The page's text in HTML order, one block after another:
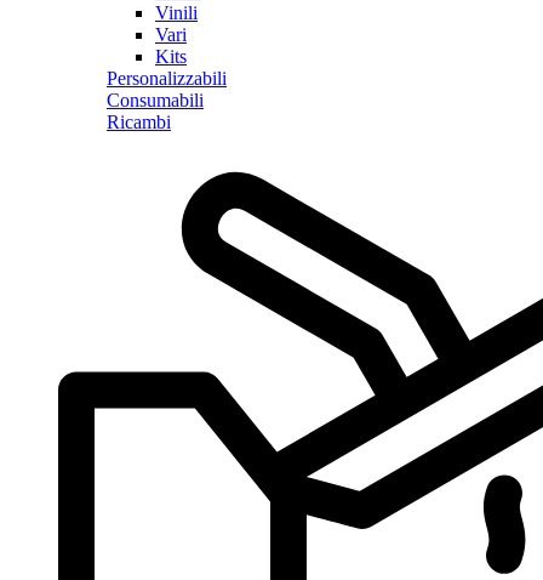
Vinili
Vari
Kits
Personalizzabili
Consumabili
Ricambi